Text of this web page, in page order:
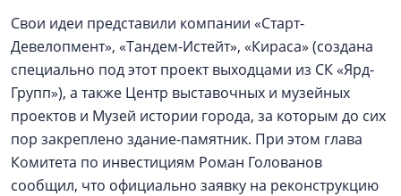
Свои идеи представили компании «Старт-
Девелопмент», «Тандем-Истейт», «Кираса» (создана
специально под этот проект выходцами из СК «Ярд-
Групп»), а также Центр выставочных и музейных
проектов и Музей истории города, за которым до сих
пор закреплено здание-памятник. При этом глава
Комитета по инвестициям Роман Голованов
сообщил, что официально заявку на реконструкцию